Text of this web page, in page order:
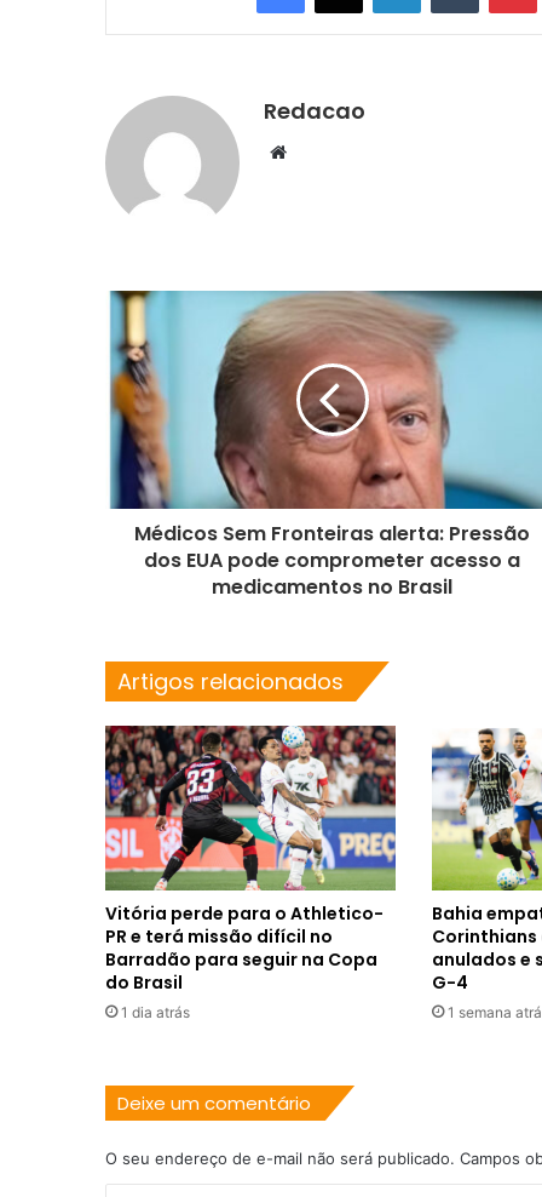
Redacao
Médicos Sem Fronteiras alerta: Pressão
dos EUA pode comprometer acesso a
medicamentos no Brasil
Artigos relacionados
Vitória perde para o Athletico-
PR e terá missão difícil no
Barradão para seguir na Copa
do Brasil
1 dia atrás
Bahia
anulados e
G-4
1 semana
Deixe um comentário
O seu endereço de e-mail não será publicado. Campos